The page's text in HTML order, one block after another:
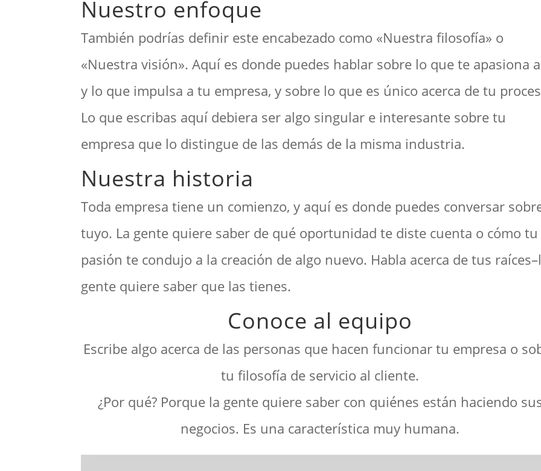
Nuestro enfoque
También podrías definir este encabezado como «Nuestra filosofía» o
«Nuestra visión». Aquí es donde puedes hablar sobre lo que te apasiona
y lo que impulsa a tu empresa, y sobre lo que es único acerca de tu
Lo que escribas aquí debiera ser algo singular e interesante sobre tu
empresa que lo distingue de las demás de la misma industria.
Nuestra historia
Toda empresa tiene un comienzo, y aquí es donde puedes conversar
tuyo. La gente quiere saber de qué oportunidad te diste cuenta o cómo tu
pasión te condujo a la creación de algo nuevo. Habla acerca de tus
gente quiere saber que las tienes.
Conoce al equipo
Escribe algo acerca de las personas que hacen funcionar tu empresa o
tu filosofía de servicio al cliente.
¿Por qué? Porque la gente quiere saber con quiénes están haciendo
negocios. Es una característica muy humana.